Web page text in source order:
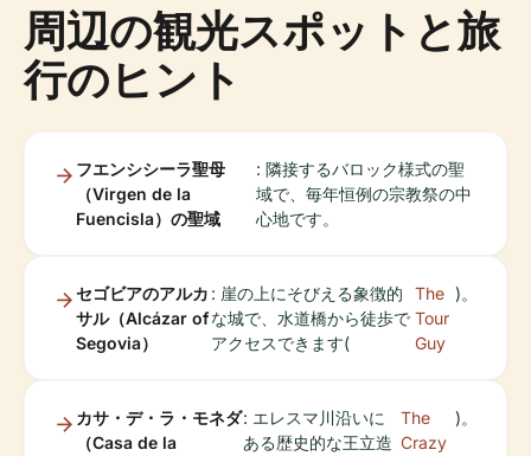
周辺の観光スポットと旅
行のヒント
フエンシシーラ聖母
（Virgen de la
Fuencisla）の聖域
: 隣接するバロック様式の聖
域で、毎年恒例の宗教祭の中
心地です。
セゴビアのアルカ
サル（Alcázar of
Segovia）
: 崖の上にそびえる象徴的
な城で、水道橋から徒歩で
アクセスできます(
The
Tour
Guy
)。
カサ・デ・ラ・モネダ
（Casa de la
: エレスマ川沿いに
ある歴史的な王立造
The
Crazy
)。